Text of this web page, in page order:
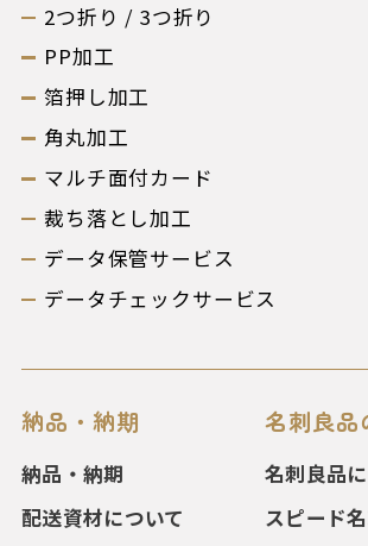
2つ折り / 3つ折り
PP加工
箔押し加工
角丸加工
マルチ面付カード
裁ち落とし加工
データ保管サービス
データチェックサービス
納品・納期
納品・納期
配送資材について
名刺良品
名刺良品
スピード